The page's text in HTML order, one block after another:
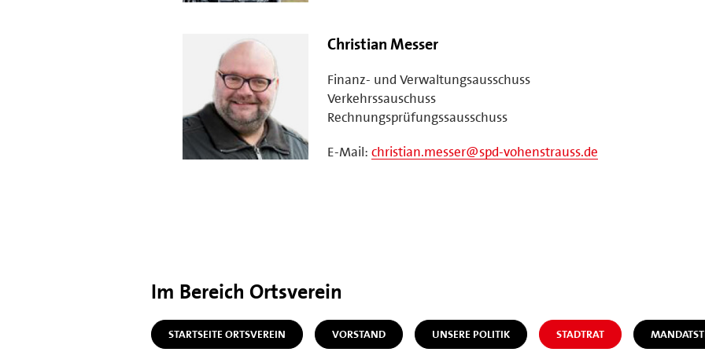
Christian Messer
Finanz- und Verwaltungsausschuss
Verkehrssauschuss
Rechnungsprüfungssausschuss
E-Mail: christian.messer@spd-vohenstrauss.de
Im Bereich Ortsverein
STARTSEITE ORTSVEREIN VORSTAND UNSERE POLITIK STADTRAT